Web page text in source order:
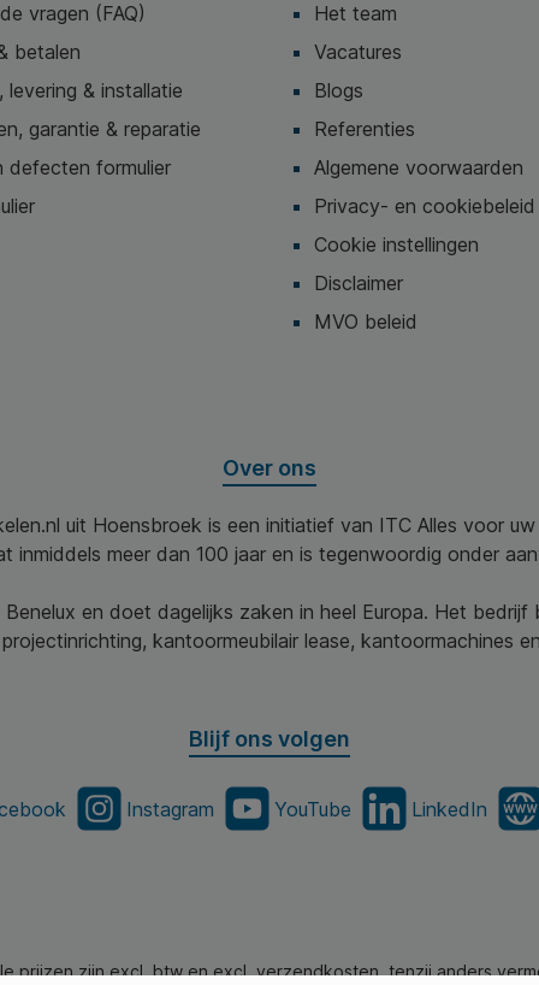
vragen (FAQ)
betalen
levering & installatie
garantie & reparatie
defecten formulier
Het team
Vacatures
Blogs
Referenties
Algemene voorwaarden
Privacy- en cookiebeleid
Cookie instellingen
Disclaimer
MVO beleid
Over ons
uit Hoensbroek is een initiatief van ITC Alles voor
inmiddels meer dan 100 jaar en is tegenwoordig onder
en doet dagelijks zaken in heel Europa. Het
kantoormeubilair lease, kantoormachines
Blijf ons volgen
Instagram YouTube LinkedIn
prijzen zijn excl. btw en excl. verzendkosten, tenzij anders